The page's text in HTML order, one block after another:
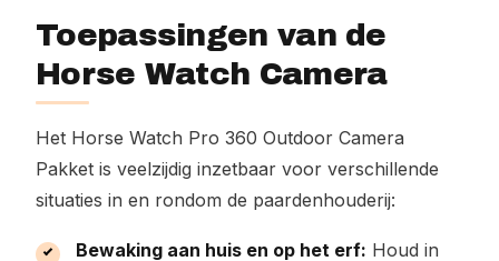
Toepassingen van de
Horse Watch Camera
Het Horse Watch Pro 360 Outdoor Camera
Pakket is veelzijdig inzetbaar voor verschillende
situaties in en rondom de paardenhouderij:
Bewaking aan huis en op het erf: Houd in